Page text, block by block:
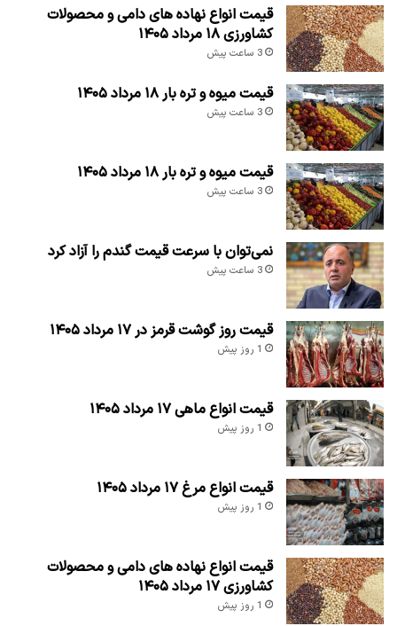
قیمت انواع نهاده های دامی و محصولات
کشاورزی ۱۸ مرداد ۱۴۰۵
3 ساعت پیش
قیمت میوه و تره بار ۱۸ مرداد ۱۴۰۵
3 ساعت پیش
قیمت میوه و تره بار ۱۸ مرداد ۱۴۰۵
3 ساعت پیش
نمی‌توان با سرعت قیمت گندم را آزاد کرد
3 ساعت پیش
قیمت روز گوشت قرمز در ۱۷ مرداد ۱۴۰۵
1 روز پیش
قیمت انواع ماهی ۱۷ مرداد ۱۴۰۵
1 روز پیش
قیمت انواع مرغ ۱۷ مرداد ۱۴۰۵
1 روز پیش
قیمت انواع نهاده های دامی و محصولات
کشاورزی ۱۷ مرداد ۱۴۰۵
1 روز پیش